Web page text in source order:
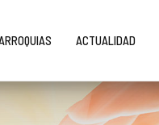
ACTUALIDAD